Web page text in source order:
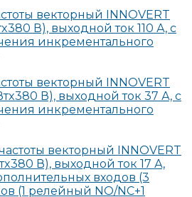
векторный INNOVERT
В), выходной ток 110 А, с
инкрементального
векторный INNOVERT
В), выходной ток 37 А, с
инкрементального